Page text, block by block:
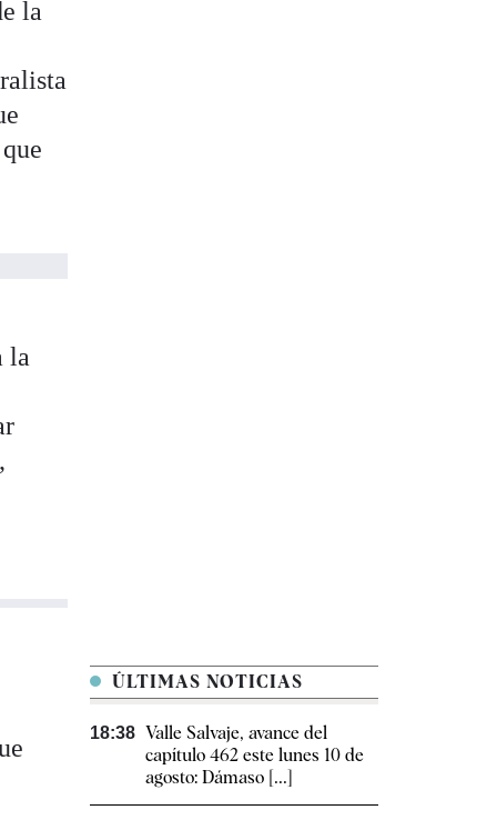
la
la
ÚLTIMAS NOTICIAS
18:38 Valle Salvaje, avance del
capítulo 462 este lunes 10 de
agosto: Dámaso [...]